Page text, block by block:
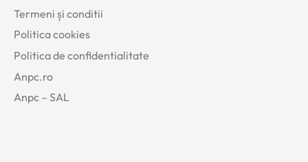
Termeni și conditii
Politica cookies
Politica de confidentialitate
Anpc.ro
Anpc – SAL